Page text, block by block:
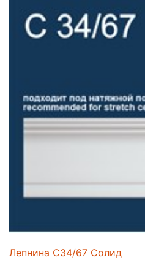
Лепнина C34/67 Солид